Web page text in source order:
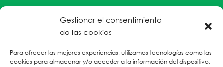
Gestionar el consentimiento
de las cookies
Para ofrecer las mejores experiencias, utilizamos tecnologías como las
cookies para almacenar y/o acceder a la información del dispositivo.
#EnColectiva estamos comprometidas con la
parte del personal humanitario hacia personas